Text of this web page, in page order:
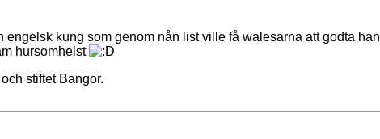
engelsk kung som genom nån list ville få walesarna att godta
hursomhelst
stiftet Bangor.